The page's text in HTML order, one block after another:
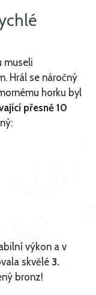
museli
Hrál se náročný
horku byl
přesně 10
výkon a v
skvělé 3.
bronz!